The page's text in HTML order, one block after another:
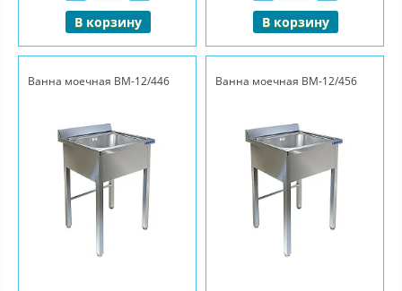
В корзину В корзину
Ванна моечная ВМ-12/446 Ванна моечная ВМ-12/456